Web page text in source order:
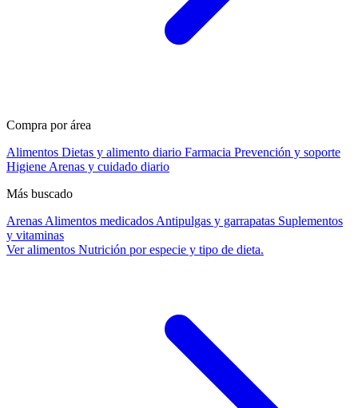
Compra por área
Alimentos Dietas y alimento diario Farmacia Prevención y soporte
Higiene Arenas y cuidado diario
Más buscado
Arenas Alimentos medicados Antipulgas y garrapatas Suplementos
y vitaminas
Ver alimentos Nutrición por especie y tipo de dieta.